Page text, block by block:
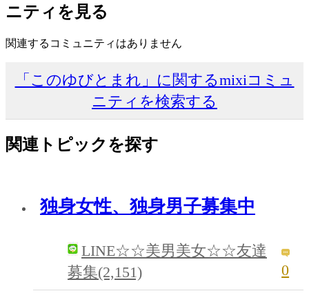
ニティを見る
関連するコミュニティはありません
「このゆびとまれ」に関するmixiコミュ
ニティを検索する
関連トピックを探す
独身女性、独身男子募集中
LINE☆☆美男美女☆☆友達
募集(2,151)
0